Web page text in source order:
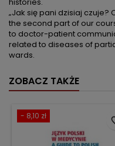
histories.
„Jak się pani dzisiaj czuje?
the second part of our
to doctor-patient
related to diseases of
wards.
ZOBACZ TAKŻE
- 8,10 zł